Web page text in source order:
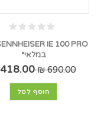
במלאי*
690.00 ₪
418.00 ₪
הוסף לסל